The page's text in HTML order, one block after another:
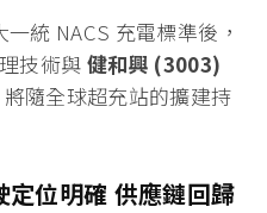
一統 NACS 充電標準後，
技術與 健和興 (3003)
隨全球超充站的擴建持
位明確 供應鏈回歸